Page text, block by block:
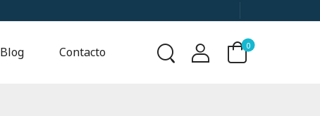
Blog Contacto 0